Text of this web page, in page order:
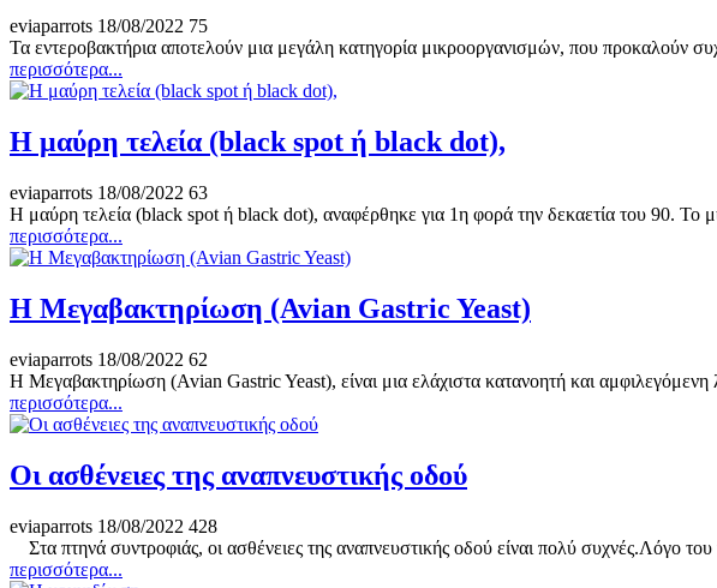
eviaparrots 18/08/2022 75
Τα εντεροβακτήρια αποτελούν μια μεγάλη κατηγορία μικροοργανισμών, που προκαλούν
περισσότερα...
Η μαύρη τελεία (black spot ή black dot),
eviaparrots 18/08/2022 63
Η μαύρη τελεία (black spot ή black dot), αναφέρθηκε για 1η φορά την δεκαετία του 90. Το
περισσότερα...
Η Μεγαβακτηρίωση (Avian Gastric Yeast)
eviaparrots 18/08/2022 62
Η Μεγαβακτηρίωση (Avian Gastric Yeast), είναι μια ελάχιστα κατανοητή και
περισσότερα...
Oι ασθένειες της αναπνευστικής οδού
eviaparrots 18/08/2022 428
Στα πτηνά συντροφιάς, οι ασθένειες της αναπνευστικής οδού είναι πολύ συχνές.Λόγο
περισσότερα...